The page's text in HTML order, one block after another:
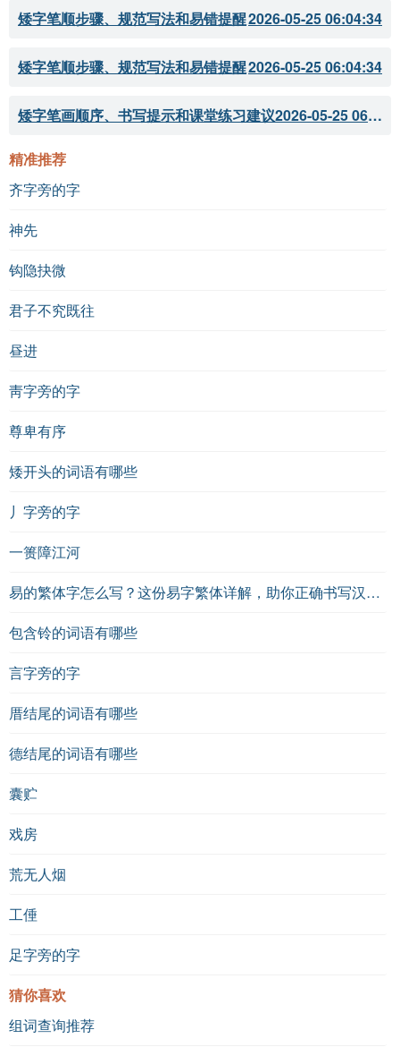
矮字笔顺步骤、规范写法和易错提醒2026-05-25 06:04:34
矮字笔顺步骤、规范写法和易错提醒2026-05-25 06:04:34
矮字笔画顺序、书写提示和课堂练习建议 2026-05-25 06:04:33
精准推荐
齐字旁的字
神先
钩隐抉微
君子不究既往
昼进
靑字旁的字
尊卑有序
矮开头的词语有哪些
丿字旁的字
一篑障江河
易的繁体字怎么写？这份易字繁体详解，助你正确书写汉字_汉字繁体学习
包含铃的词语有哪些
言字旁的字
厝结尾的词语有哪些
德结尾的词语有哪些
囊贮
戏房
荒无人烟
工倕
足字旁的字
猜你喜欢
组词查询推荐